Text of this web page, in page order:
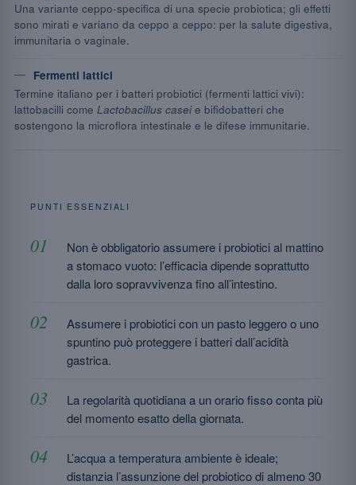
Una variante ceppo-specifica di una specie probiotica; gli effetti
sono mirati e variano da ceppo a ceppo: per la salute digestiva,
immunitaria o vaginale.
Fermenti lattici
Termine italiano per i batteri probiotici (fermenti lattici vivi):
lattobacilli come Lactobacillus caseie bifidobatteri che
sostengono la microflora intestinale e le difese immunitarie.
PUNTI ESSENZIALI
Non è obbligatorio assumere i probiotici al mattino
a stomaco vuoto: l’efficacia dipende soprattutto
dalla loro sopravvivenza fino all’intestino.
Assumere i probiotici con un pasto leggero o uno
spuntino può proteggere i batteri dall’acidità
gastrica.
La regolarità quotidiana a un orario fisso conta più
del momento esatto della giornata.
L’acqua a temperatura ambiente è ideale;
distanzia l’assunzione del probiotico di almeno 30